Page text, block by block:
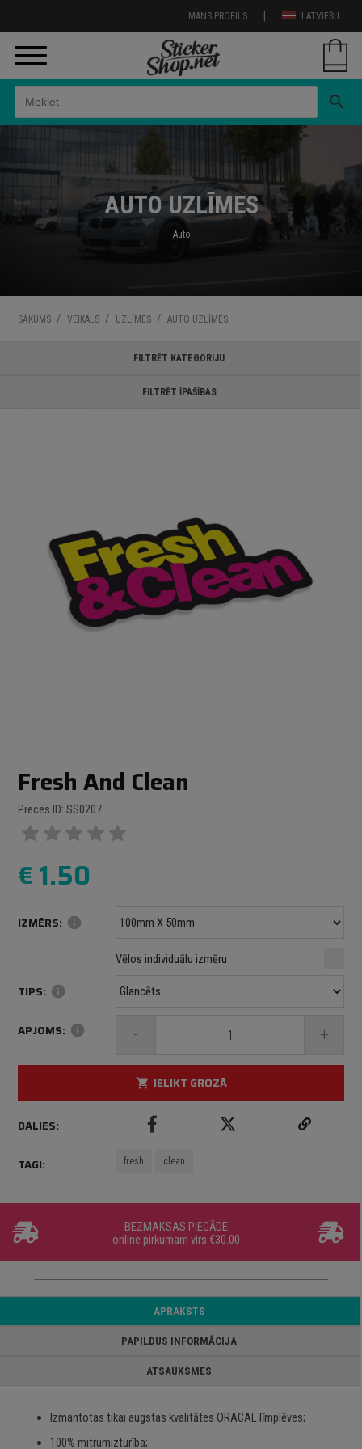
LATVIEŠU
|
MANS PROFILS
search
AUTO UZLĪMES
Auto
SĀKUMS / VEIKALS / UZLĪMES / AUTO UZLĪMES
FILTRĒT KATEGORIJU
FILTRĒT ĪPAŠĪBAS
Fresh And Clean
Preces ID: SS0207
€1.50
IZMĒRS: info
mm mm
Maksimālais izmērs: 1000 mm
Vēlos individuālu izmēru
TIPS: info
APJOMS: info - +
shopping_cart IELIKT GROZĀ
DALIES:
TAGI: fresh clean
BEZMAKSAS PIEGĀDE
online pirkumam virs €30.00
APRAKSTS
PAPILDUS INFORMĀCIJA
ATSAUKSMES
Izmantotas tikai augstas kvalitātes ORACAL līmplēves;
100% mitrumizturība;